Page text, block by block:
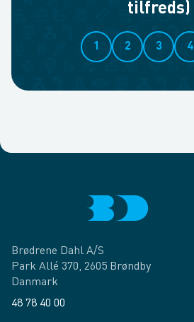
tilfreds)
1 2 3 4
Brødrene Dahl A/S
Park Allé 370, 2605 Brøndby
Danmark
48 78 40 00